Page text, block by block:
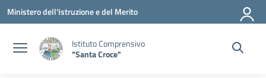
Vai ai contenuti
Vai al menu di navigazione
Vai al footer
Ministero dell'Istruzione e del Merito
Istituto Comprensivo
"Santa Croce"